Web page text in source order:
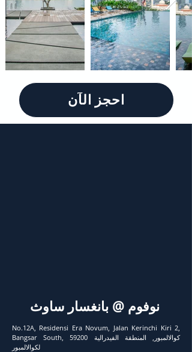
احجز الآن
نوفوم @ بانغسار ساوث
No.12A, Residensi Era Novum, Jalan Kerinchi Kiri 2,
Bangsar South, 59200 كوالالمبور, المنطقة الفيدرالية
لكوالالمبور